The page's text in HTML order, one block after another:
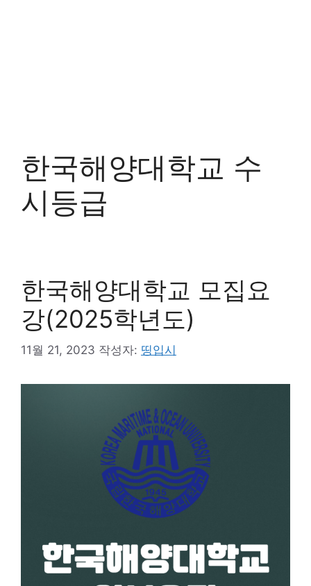
한국해양대학교 수
시등급
한국해양대학교 모집요
강(2025학년도)
11월 21, 2023 작성자: 띵입시